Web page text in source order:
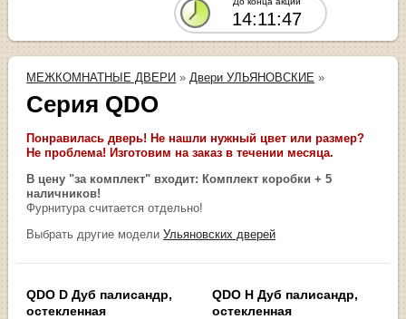
14:11:47
МЕЖКОМНАТНЫЕ ДВЕРИ » Двери УЛЬЯНОВСКИЕ »
Серия QDO
Понравилась дверь! Не нашли нужный цвет или размер?
Не проблема! Изготовим на заказ в течении месяца.
В цену "за комплект" входит: Комплект коробки + 5
наличников!
Фурнитура считается отдельно!
Выбрать другие моделиУльяновских дверей
QDO D Дуб палисандр,
остекленная
QDO Н Дуб палисандр,
остекленная